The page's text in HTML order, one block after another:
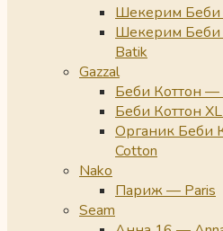
Шекерим Беби
Шекерим Беби
Batik
Gazzal
Беби Коттон —
Беби Коттон
Органик Беби
Cotton
Nako
Париж — Paris
Seam